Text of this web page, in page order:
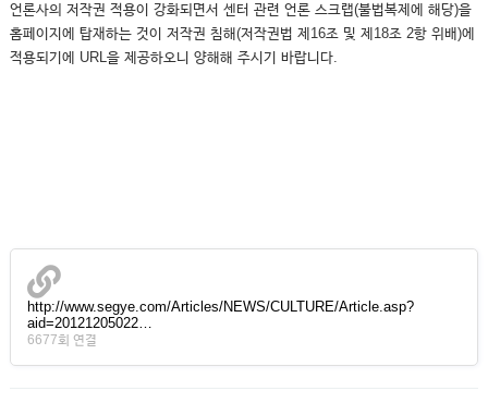
언론사의 저작권 적용이 강화되면서 센터 관련 언론 스크랩(불법복제에 해당)을
홈페이지에 탑재하는 것이 저작권 침해(저작권법 제16조 및 제18조 2항 위배)에
적용되기에 URL을 제공하오니 양해해 주시기 바랍니다.
http://www.segye.com/Articles/NEWS/CULTURE/Article.asp?
aid=20121205022…
6677회 연결